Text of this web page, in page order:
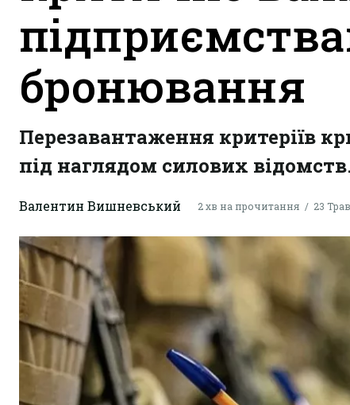
бронювання
Перезавантаження критеріїв
під наглядом силових
Валентин Вишневський 2 хв на прочитання 23